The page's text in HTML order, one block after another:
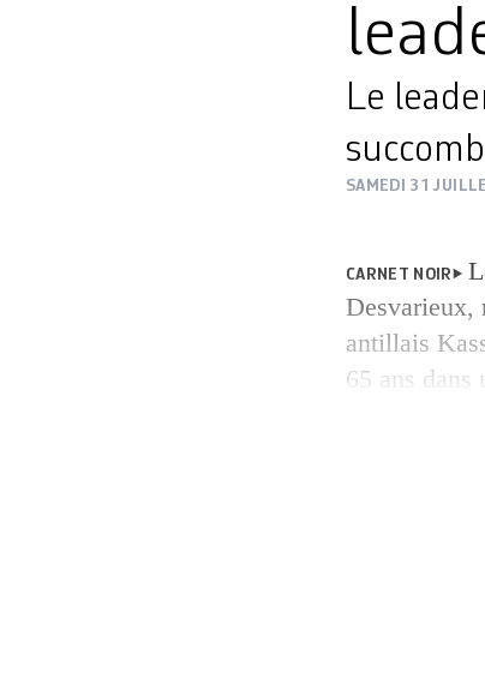
Le
SAMEDI 31
CARNET NOIR
Desvarieux,
antillais
65 ans dans